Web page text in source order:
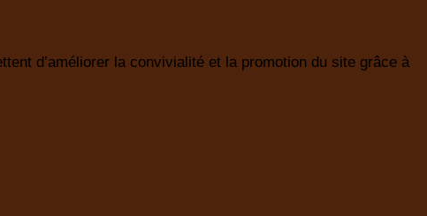
d’améliorer la convivialité et la promotion du site grâce à